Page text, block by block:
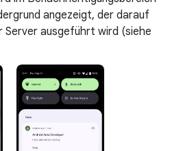
angezeigt, der darauf
Server ausgeführt wird (siehe